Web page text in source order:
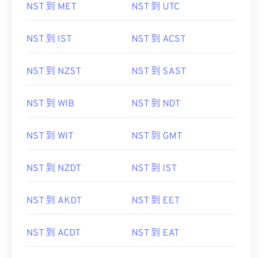
NST 到 MET NST 到 UTC
NST 到 IST NST 到 ACST
NST 到 NZST NST 到 SAST
NST 到 WIB NST 到 NDT
NST 到 WIT NST 到 GMT
NST 到 NZDT NST 到 IST
NST 到 AKDT NST 到 EET
NST 到 ACDT NST 到 EAT